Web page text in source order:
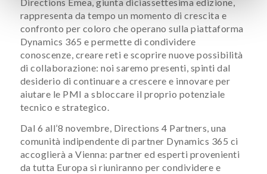
Directions Emea, giunta diciassettesima edizione,
rappresenta da tempo un momento di crescita e
confronto per coloro che operano sulla piattaforma
Dynamics 365 e permette di condividere
conoscenze, creare reti e scoprire nuove possibilità
di collaborazione: noi saremo presenti, spinti dal
desiderio di continuare a crescere e innovare per
aiutare le PMI a sbloccare il proprio potenziale
tecnico e strategico.
Dal 6 all’8 novembre, Directions 4 Partners, una
comunità indipendente di partner Dynamics 365 ci
accoglierà a Vienna: partner ed esperti provenienti
da tutta Europa si riuniranno per condividere e